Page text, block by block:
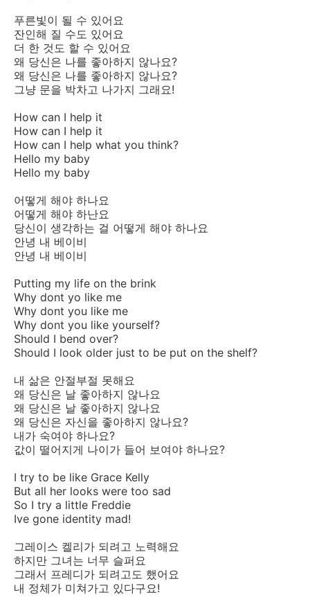
푸른빛이 될 수 있어요
잔인해 질 수도 있어요
더 한 것도 할 수 있어요
왜 당신은 나를 좋아하지 않나요?
왜 당신은 나를 좋아하지 않나요?
그냥 문을 박차고 나가지 그래요!
How can I help it
How can I help it
How can I help what you think?
Hello my baby
Hello my baby
어떻게 해야 하나요
어떻게 해야 하난요
당신이 생각하는 걸 어떻게 해야 하나요
안녕 내 베이비
안녕 내 베이비
Putting my life on the brink
Why dont yo like me
Why dont you like me
Why dont you like yourself?
Should I bend over?
Should I look older just to be put on the shelf?
내 삶은 안절부절 못해요
왜 당신은 날 좋아하지 않나요
왜 당신은 날 좋아하지 않나요
왜 당신은 자신을 좋아하지 않나요?
내가 숙여야 하나요?
값이 떨어지게 나이가 들어 보여야 하나요?
I try to be like Grace Kelly
But all her looks were too sad
So I try a little Freddie
Ive gone identity mad!
그레이스 켈리가 되려고 노력해요
하지만 그녀는 너무 슬퍼요
그래서 프레디가 되려고도 했어요
내 정체가 미쳐가고 있다구요!